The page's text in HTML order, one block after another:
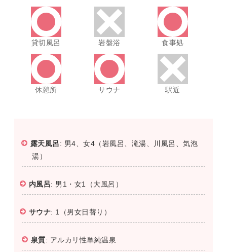
貸切風呂 岩盤浴 食事処
休憩所 サウナ 駅近
露天風呂: 男4、女4（岩風呂、滝湯、川風呂、気泡
湯）
内風呂: 男1・女1（大風呂）
サウナ: 1（男女日替り）
泉質: アルカリ性単純温泉